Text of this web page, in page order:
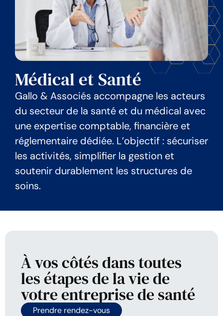
Médical et Santé
Gallo & Associés accompagne les acteurs
du secteur de la santé et du médical avec
une expertise comptable, financière et
réglementaire dédiée. L’objectif : sécuriser
les activités, simplifier la gestion et
soutenir durablement les structures de
soins.
À vos côtés dans toutes
les étapes de la vie de
votre entreprise de santé
Prendre rendez-vous